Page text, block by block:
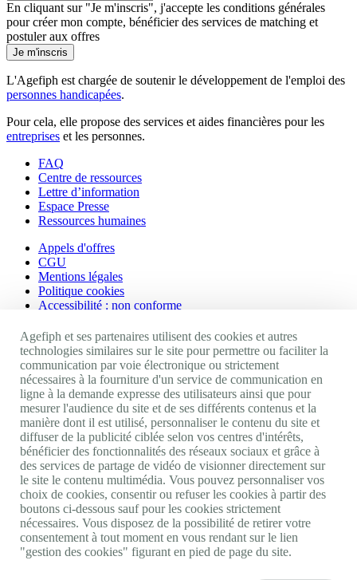
En cliquant sur "Je m'inscris", j'accepte les conditions générales
pour créer mon compte, bénéficier des services de matching et
postuler aux offres
Je m'inscris
L'Agefiph est chargée de soutenir le développement de l'emploi des
personnes handicapées.
Pour cela, elle propose des services et aides financières pour les
entreprises et les personnes.
FAQ
Centre de ressources
Lettre d’information
Espace Presse
Ressources humaines
Appels d'offres
CGU
Mentions légales
Politique cookies
Accessibilité : non conforme
Nos autres sites
Site portail Agefiph
Activateur de progrès
Handinnov
Innovation et recherche
Université du RRH
Service AppuiPro
Nous suivre
Youtube
Linkedin
Facebook
Twitter
Agefiph et ses partenaires utilisent des cookies et autres
technologies similaires sur le site pour permettre ou faciliter la
communication par voie électronique ou strictement
nécessaires à la fourniture d'un service de communication en
ligne à la demande expresse des utilisateurs ainsi que pour
mesurer l'audience du site et de ses différents contenus et la
manière dont il est utilisé, personnaliser le contenu du site et
diffuser de la publicité ciblée selon vos centres d'intérêts,
bénéficier des fonctionnalités des réseaux sociaux et grâce à
des services de partage de vidéo de visionner directement sur
le site le contenu multimédia. Vous pouvez personnaliser vos
choix de cookies, consentir ou refuser les cookies à partir des
boutons ci-dessous sauf pour les cookies strictement
nécessaires. Vous disposez de la possibilité de retirer votre
consentement à tout moment en vous rendant sur le lien
"gestion des cookies" figurant en pied de page du site.